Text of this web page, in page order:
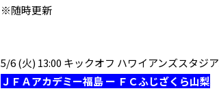
※随時更新
5/6 (火) 13:00 キックオフ ハワイアンズスタジ
ＪＦＡアカデミー福島 ー ＦＣふじざくら山梨